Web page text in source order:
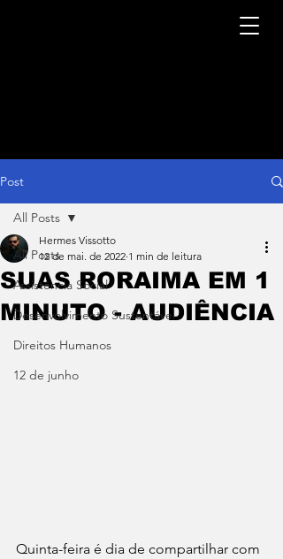
Post
All Posts
Assistência Social
Desenvolvimento Sustentável
Direitos Humanos
12 de junho
All Posts
SUAS RORAIMA EM 1
MINUTO - AUDIÊNCIA
Hermes Vissotto
12 de mai. de 2022 1 min de leitura
Quinta-feira é dia de compartilhar com